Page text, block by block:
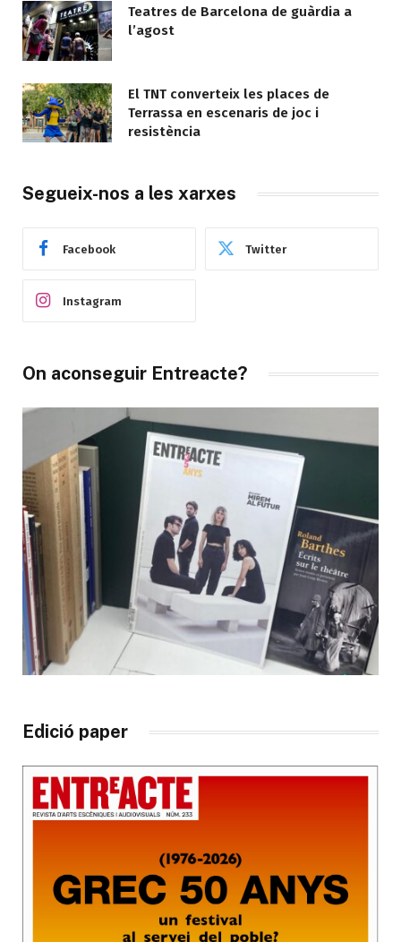
Teatres de Barcelona de guàrdia a
l’agost
El TNT converteix les places de
Terrassa en escenaris de joc i
resistència
Segueix-nos a les xarxes
Facebook Twitter
Instagram
On aconseguir Entreacte?
Edició paper